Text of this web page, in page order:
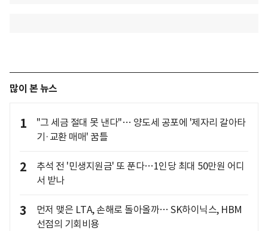
많이 본 뉴스
1
"그 세금 절대 못 낸다"… 양도세 공포에 '제자리 갈아타
기·교환 매매' 꿈틀
2
추석 전 '민생지원금' 또 푼다…1인당 최대 50만원 어디
서 받나
3
먼저 맺은 LTA, 손해로 돌아올까… SK하이닉스, HBM
선점의 기회비용